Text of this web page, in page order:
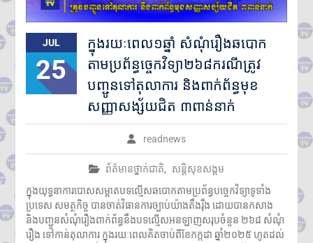
JUL
25
ក្នុងរយៈពេល១ឆ្នាំ សំណុំរឿងឆបោក
តាមប្រព័ន្ធច្ចេកវិទ្យា២៦៨ករណីត្រូវ
បញ្ជូនទៅតុលាការ និងពាក់ព័ន្ធមុខ
សញ្ញាសង្ស័យជិត ៣ពាន់នាក់
readnews
ព័ត៌មានថ្នាក់ជាតិ,
សន្តិសុខសង្គម
ក្នុងយុទ្ធនាការបោសសម្អាតបទល្មើសឆបោកតាមប្រព័ន្ធបច្ចេកវិទ្យាទូទាំង
ប្រទេស សមត្ថកិច្ច បានចាត់វិធានការច្បាប់យ៉ាងតឹងរ៉ឹង ដោយបានកសាង
និងបញ្ជូនសំណុំរឿងពាក់ព័ន្ធនឹងបទល្មើសអនឡាញសរុបចំនួន ២៦៨ សំណុំ
រឿង ទៅកាន់តុលាការ ក្នុងរយៈពេលគិតចាប់ពីខែកក្កដា ឆ្នាំ២០២៥ ហូតដល់